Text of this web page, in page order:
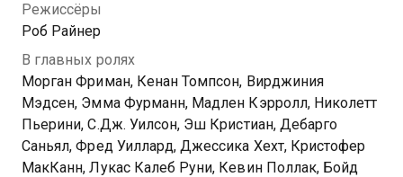
Режиссёры
Роб Райнер
В главных ролях
Морган Фриман, Кенан Томпсон, Вирджиния
Мэдсен, Эмма Фурманн, Мадлен Кэрролл, Николетт
Пьерини, С.Дж. Уилсон, Эш Кристиан, Дебарго
Саньял, Фред Уиллард, Джессика Хехт, Кристофер
МакКанн, Лукас Калеб Руни, Кевин Поллак, Бойд